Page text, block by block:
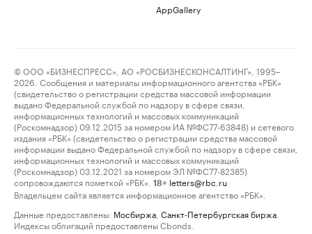
AppGallery
© ООО «БИЗНЕСПРЕСС», АО «РОСБИЗНЕСКОНСАЛТИНГ», 1995–
2026. Сообщения и материалы информационного агентства «РБК»
(свидетельство о регистрации средства массовой информации
выдано Федеральной службой по надзору в сфере связи,
информационных технологий и массовых коммуникаций
(Роскомнадзор) 09.12.2015 за номером ИА №ФС77-63848) и сетевого
издания «РБК» (свидетельство о регистрации средства массовой
информации выдано Федеральной службой по надзору в сфере связи,
информационных технологий и массовых коммуникаций
(Роскомнадзор) 03.12.2021 за номером ЭЛ №ФС77-82385)
сопровождаются пометкой «РБК».
18+ letters@rbc.ru
Владельцем сайта является информационное агентство «РБК».
Данные предоставлены: Мосбиржа Санкт-Петербургская биржа
Индексы облигаций предоставлены Cbonds.